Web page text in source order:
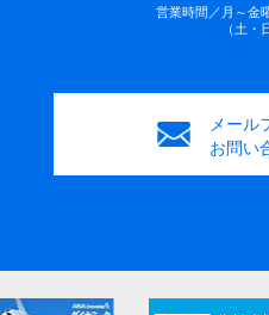
営業時間／月～金
（土・
メール
お問い